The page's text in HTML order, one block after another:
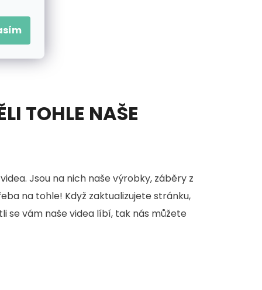
TOHLE NAŠE
Jsou na nich naše výrobky, záběry z
na tohle! Když zaktualizujete stránku,
se vám naše videa líbí, tak nás můžete